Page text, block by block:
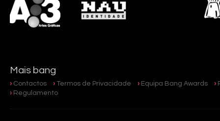
Mais bang
Contactos Termos de Privacidade Equipa Bang Awards
Regulamento